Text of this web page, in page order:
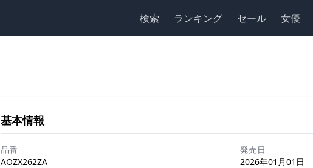
検索 ランキング セール 女優
基本情報
品番
AOZX262ZA
発売日
2026年01月01日